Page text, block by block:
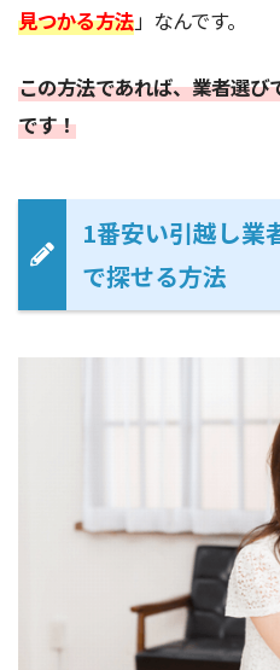
見つかる方法」なんです。
この方法であれば、業者選び
です！
1番安い引越し業
で探せる方法